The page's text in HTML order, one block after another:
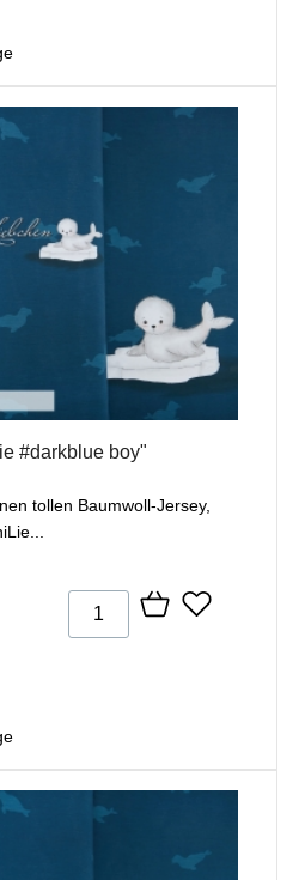
#darkblue boy"
tollen Baumwoll-Jersey,